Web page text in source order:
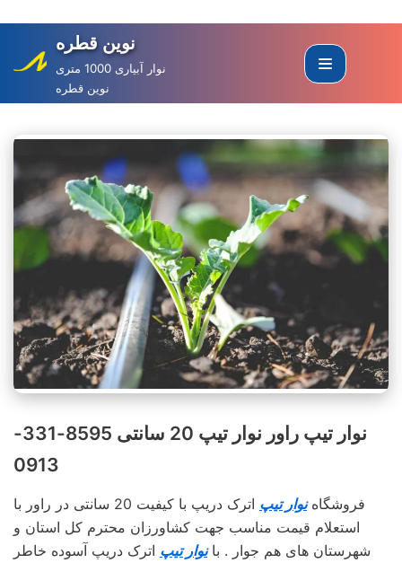
to
content
نوین قطره
نوار آبیاری 1000 متری
نوین قطره
نوار تیپ راور نوار تیپ 20 سانتی 8595-331-
0913
فروشگاهنوار تیپ
اترک دریپ با کیفیت 20 سانتی در راور با
استعلام قیمت مناسب جهت کشاورزان محترم کل استان و
شهرستان های هم جوار . بانوار تیپ اترک دریپ آسوده خاطر